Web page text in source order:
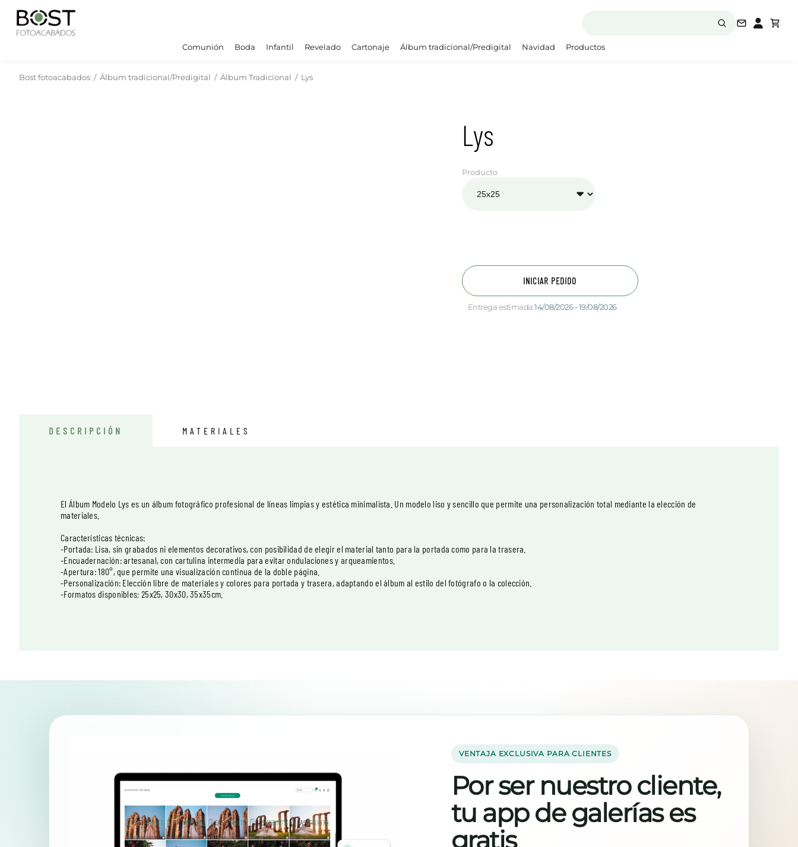
Comunión Boda Infantil Revelado Cartonaje Álbum tradicional/Predigital Navidad Productos
Bost fotoacabados / Álbum tradicional/Predigital / Álbum Tradicional / Lys
Lys
Producto
INICIAR PEDIDO
Entrega estimada:14/08/2026 - 19/08/2026
DESCRIPCIÓN MATERIALES
El Álbum Modelo Lys es un álbum fotográfico profesional de líneas limpias y estética minimalista. Un modelo liso y sencillo que permite una personalización total mediante la elección de
materiales.
Características técnicas:
-Portada: Lisa, sin grabados ni elementos decorativos, con posibilidad de elegir el material tanto para la portada como para la trasera.
-Encuadernación: artesanal, con cartulina intermedia para evitar ondulaciones y arqueamientos.
-Apertura: 180°, que permite una visualización continua de la doble página.
-Personalización: Elección libre de materiales y colores para portada y trasera, adaptando el álbum al estilo del fotógrafo o la colección.
-Formatos disponibles: 25x25, 30x30, 35x35cm.
VENTAJA EXCLUSIVA PARA CLIENTES
Por ser nuestro cliente,
tu app de galerías es
gratis